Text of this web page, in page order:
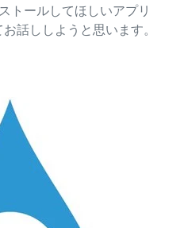
トールしてほしいアプリ
話ししようと思います。